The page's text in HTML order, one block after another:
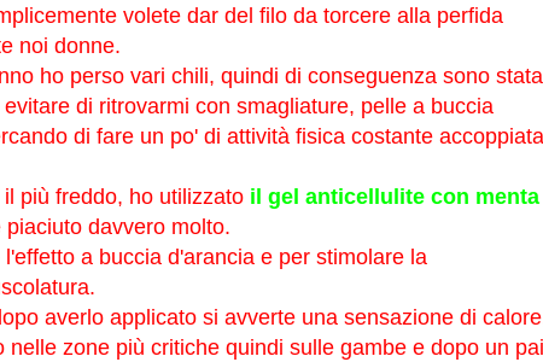
volete dar del filo da torcere alla perfida
noi donne.
ho perso vari chili, quindi di conseguenza sono stata
di ritrovarmi con smagliature, pelle a buccia
di fare un po' di attività fisica costante accoppiata
più freddo, ho utilizzato il gel anticellulite con menta
davvero molto.
a buccia d'arancia e per stimolare la
averlo applicato si avverte una sensazione di
zone più critiche quindi sulle gambe e dopo un